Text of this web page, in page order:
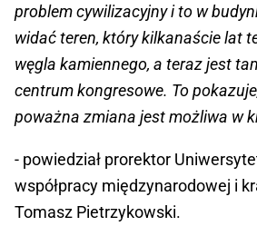
problem cywilizacyjny i to w
widać teren, który kilkanaście lat
węgla kamiennego, a teraz jest
centrum kongresowe. To
poważna zmiana jest możliwa w
- powiedział prorektor
współpracy międzynarodowej i
Tomasz Pietrzykowski.